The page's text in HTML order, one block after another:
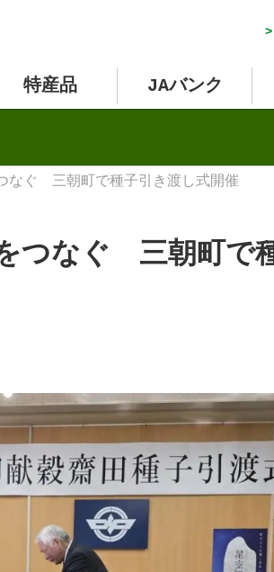
>
特産品 JAバンク
なぐ 三朝町で種子引き渡し式開催
つなぐ 三朝町で